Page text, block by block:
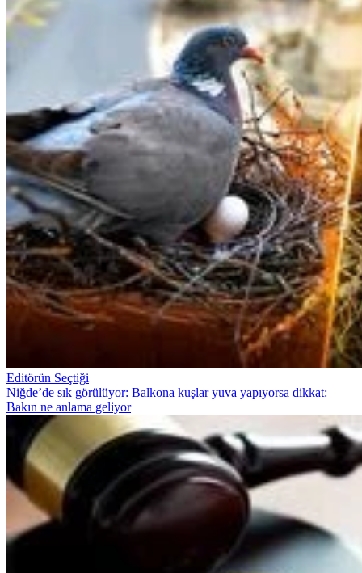
Editörün Seçtiği
Niğde’de sık görülüyor: Balkona kuşlar yuva yapıyorsa dikkat:
Bakın ne anlama geliyor